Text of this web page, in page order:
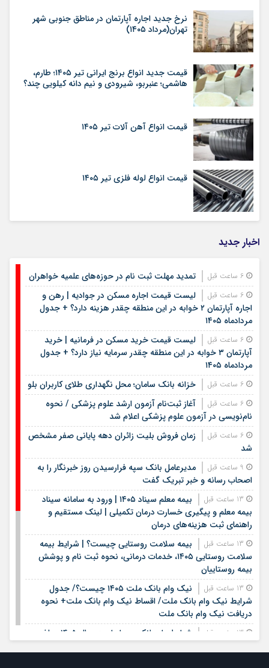
نرخ جدید اجاره آپارتمان در مناطق جنوبی شهر
تهران(مرداد ۱۴۰۵)
قیمت جدید انواع برنج ایرانی تیر ۱۴۰۵؛ طارم،
هاشمی؛ عنبربو، شیرودی و نیم دانه کیلویی چند؟
قیمت انواع آهن آلات تیر ۱۴۰۵
قیمت انواع لوله فلزی تیر ۱۴۰۵
اخبار جدید
تمدید مهلت ثبت نام در حوزه‌های علمیه خواهران
لیست قیمت اجاره مسکن در جوادیه | رهن و
اجاره آپارتمان ۲ خوابه در این منطقه چقدر هزینه دارد؟ + جدول
مردادماه ۱۴۰۵
لیست قیمت خرید مسکن در فرمانیه | خرید
آپارتمان ۳ خوابه در این منطقه چقدر سرمایه نیاز دارد؟ + جدول
مردادماه ۱۴۰۵
خزانه بانک سامان؛ محل نگهداری طلای کاربران بلو
آغاز ثبت‌نام آزمون ارشد علوم پزشکی / نحوه
نام‌نویسی در آزمون علوم پزشکی اعلام شد
زمان فروش بلیت زائران دهه پایانی صفر مشخص
شد
مدیرعامل بانک سپه فرارسیدن روز خبرنگار را به
اصحاب رسانه و خبر تبریک گفت
بیمه معلم سیناد ۱۴۰۵ | ورود به سامانه سیناد
بیمه معلم و پیگیری خسارت درمان تکمیلی | لینک مستقیم و
راهنمای ثبت هزینه‌های درمان
بیمه سلامت روستایی چیست؟ | شرایط بیمه
سلامت روستایی ۱۴۰۵، خدمات درمانی، نحوه ثبت نام و پوشش
بیمه روستاییان
نیک وام بانک ملت ۱۴۰۵ چیست؟/ جدول
شرایط نیک وام بانک ملت/ اقساط نیک وام بانک ملت+ نحوه
دریافت نیک وام بانک ملت
شرایط وام بانک مهر ایران در سال ۱۴۰۵؛ مبلغ،